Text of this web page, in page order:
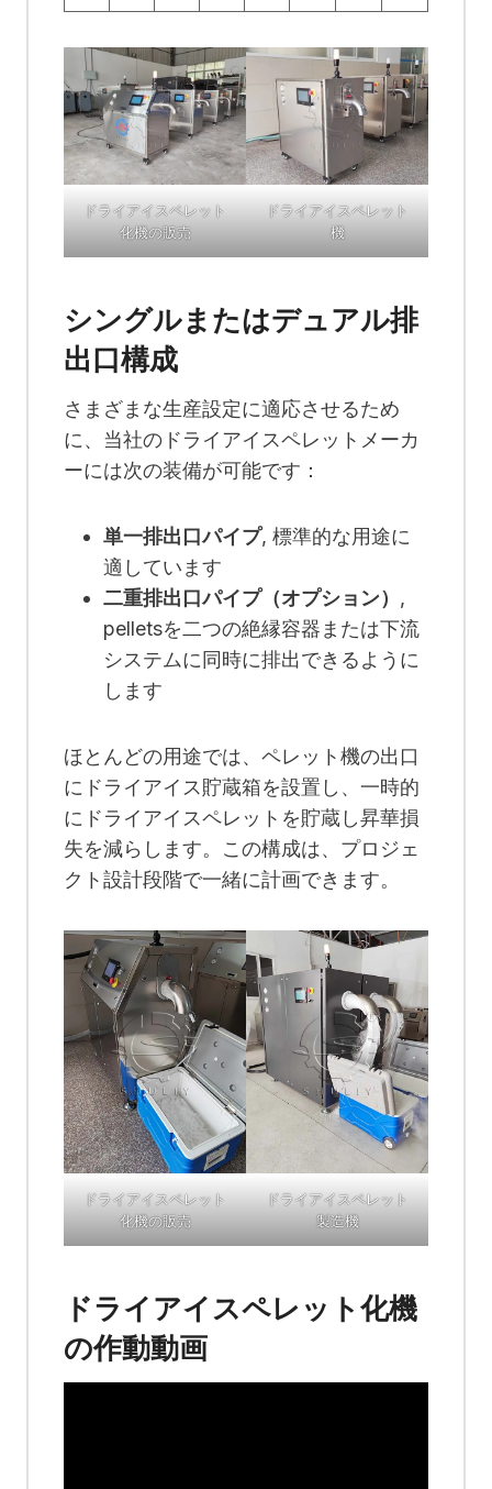
ドライアイスペレット
化機の販売
ドライアイスペレット
機
シングルまたはデュアル排
出口構成
さまざまな生産設定に適応させるため
に、当社のドライアイスペレットメーカ
ーには次の装備が可能です：
単一排出口パイプ, 標準的な用途に
適しています
二重排出口パイプ（オプション） ,
pelletsを二つの絶縁容器または下流
システムに同時に排出できるように
します
ほとんどの用途では、ペレット機の出口
にドライアイス貯蔵箱を設置し、一時的
にドライアイスペレットを貯蔵し昇華損
失を減らします。この構成は、プロジェ
クト設計段階で一緒に計画できます。
ドライアイスペレット
化機の販売
ドライアイスペレット
製造機
ドライアイスペレット化機
の作動動画